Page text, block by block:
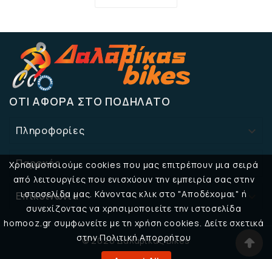
Χρησιμοποιούμε cookies που μας επιτρέπουν μια σειρά
από λειτουργίες που ενισχύουν την εμπειρία σας στην
ιστοσελίδα μας. Κάνοντας κλικ στο "Αποδέχομαι" ή
συνεχίζοντας να χρησιμοποιείτε την ιστοσελίδα
homooz.gr συμφωνείτε με τη χρήση cookies. Δείτε σχετικά
στην Πολιτική Απορρήτου
ΌΤΙ ΑΦΟΡΆ ΣΤΟ ΠΟΔΉΛΑΤΟ
Πληροφορίες 
Παροχές 
Επικοινωνία 
© 2026 Δαλαβίκας Bikes